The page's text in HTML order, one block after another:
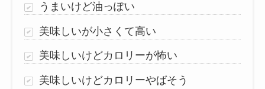
うまいけど油っぽい
美味しいが小さくて高い
美味しいけどカロリーが怖い
美味しいけどカロリーやばそう